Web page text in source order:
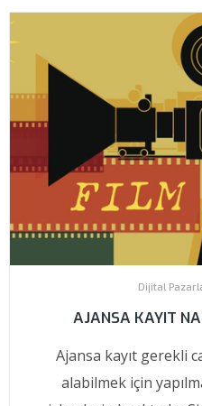
Dijital
AJANSA KAYIT
Ajansa kayıt gerekli
alabilmek için